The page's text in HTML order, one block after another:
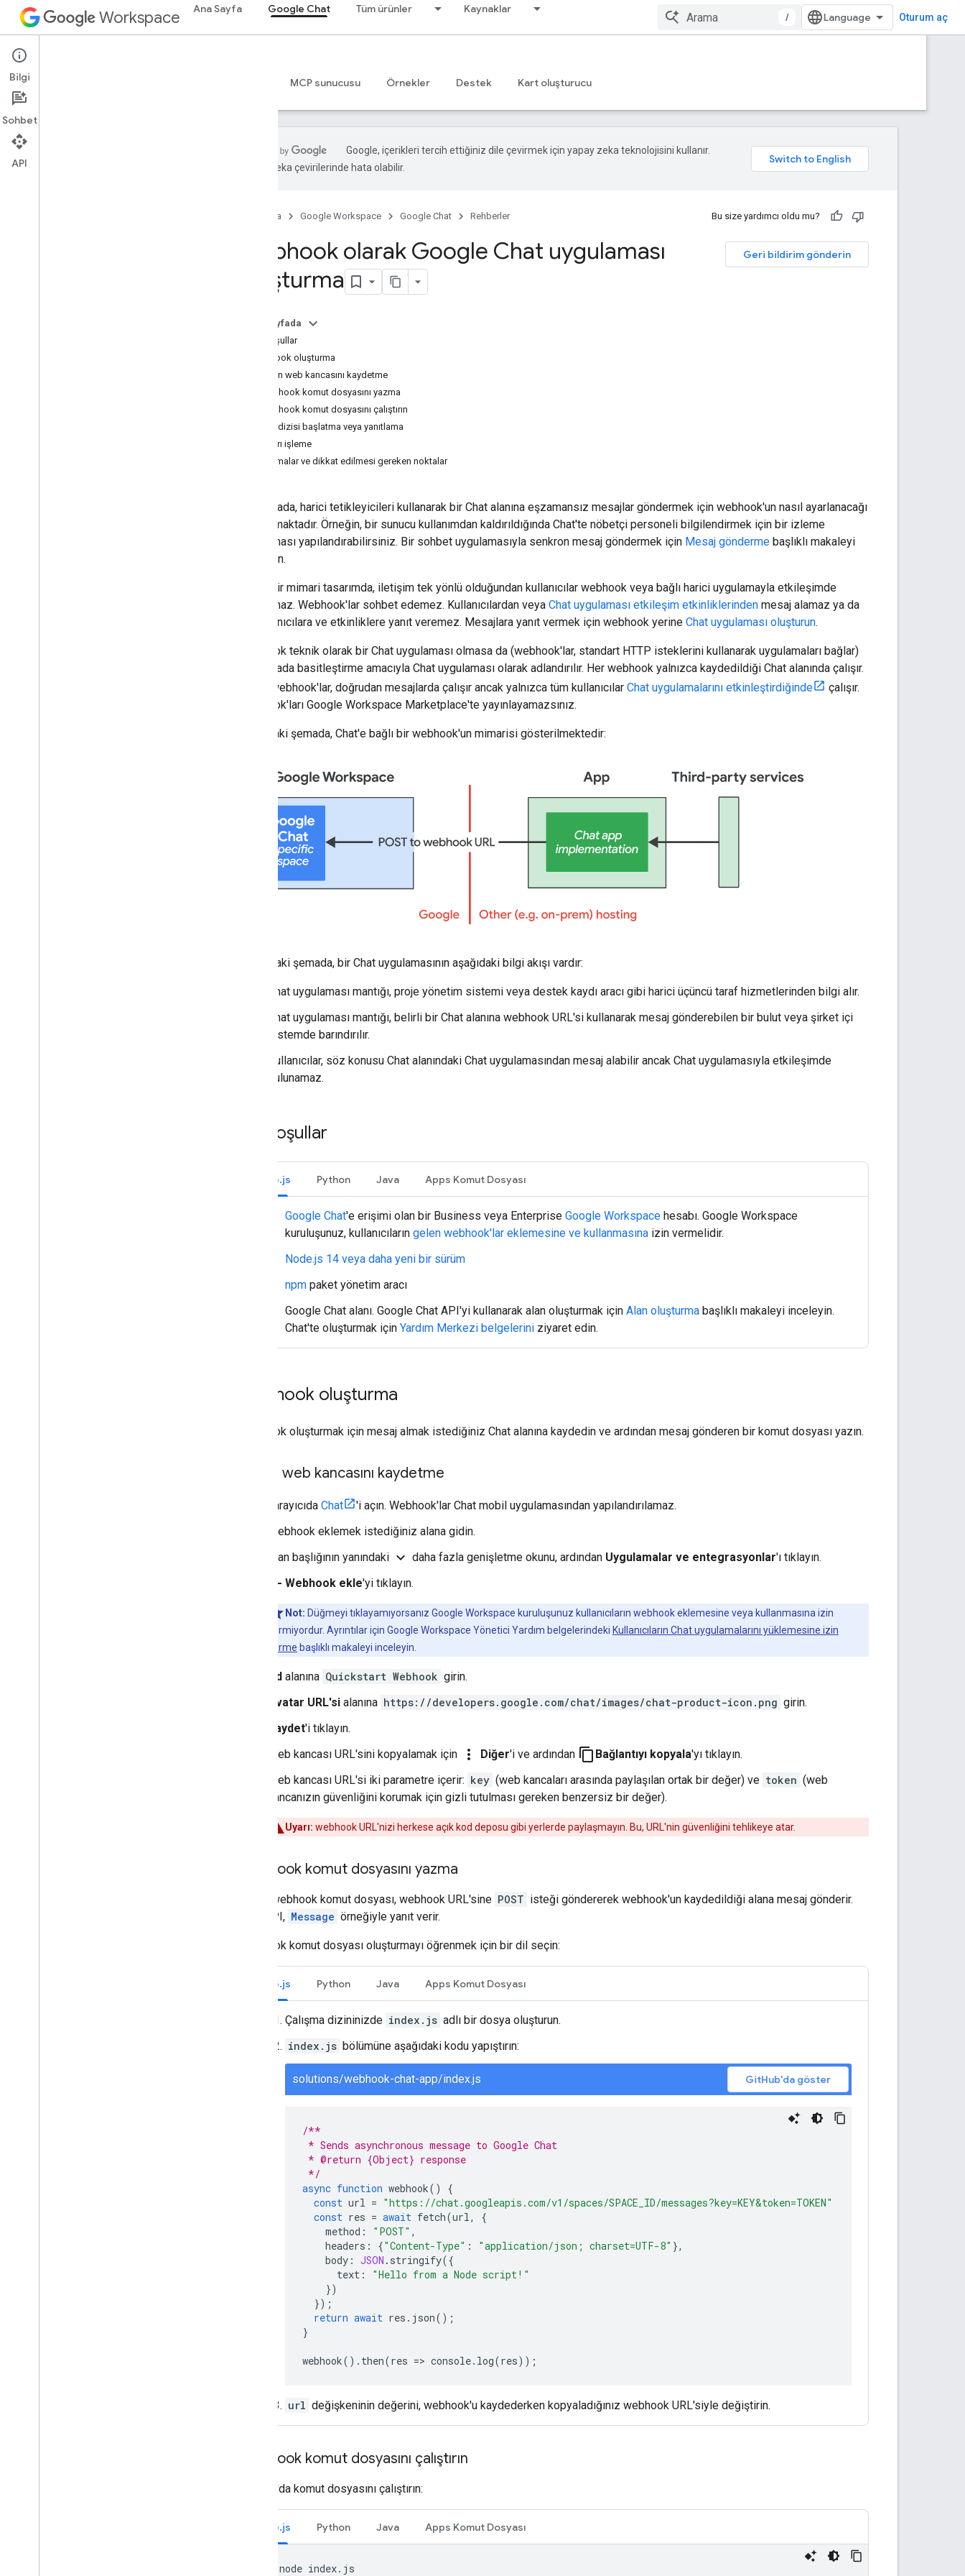
Workspace Ana Sayfa Google Chat Tüm ürünler Kaynaklar
/ Oturum aç
Google Chat
Genel bakış MCP sunucusu Örnekler Destek Kart oluşturucu
Google, içerikleri tercih ettiğiniz dile çevirmek için yapay zeka teknolojisini kullanır.
Yapay zeka çevirilerinde hata olabilir.
Ana Sayfa Google Workspace Google Chat Rehberler Bu size yardımcı oldu mu?
Geri bildirim gönderin
Webhook olarak Google Chat uygulaması
oluşturma
Bu sayfada
Ön koşullar
Webhook oluşturma
Gelen web kancasını kaydetme
Webhook komut dosyasını yazma
Webhook komut dosyasını çalıştırın
Mesaj dizisi başlatma veya yanıtlama
Hataları işleme
Sınırlamalar ve dikkat edilmesi gereken noktalar
Bu sayfada, harici tetikleyicileri kullanarak bir Chat alanına eşzamansız mesajlar göndermek için webhook'un nasıl ayarlanacağı
açıklanmaktadır. Örneğin, bir sunucu kullanımdan kaldırıldığında Chat'te nöbetçi personeli bilgilendirmek için bir izleme
uygulaması yapılandırabilirsiniz. Bir sohbet uygulamasıyla senkron mesaj göndermek için Mesaj gönderme başlıklı makaleyi
inceleyin.
Bu tür bir mimari tasarımda, iletişim tek yönlü olduğundan kullanıcılar webhook veya bağlı harici uygulamayla etkileşimde
bulunamaz. Webhook'lar sohbet edemez. Kullanıcılardan veya Chat uygulaması etkileşim etkinliklerinden mesaj alamaz ya da
bu kullanıcılara ve etkinliklere yanıt veremez. Mesajlara yanıt vermek için webhook yerine Chat uygulaması oluşturun.
Webhook teknik olarak bir Chat uygulaması olmasa da (webhook'lar, standart HTTP isteklerini kullanarak uygulamaları bağlar)
bu sayfada basitleştirme amacıyla Chat uygulaması olarak adlandırılır. Her webhook yalnızca kaydedildiği Chat alanında çalışır.
Gelen webhook'lar, doğrudan mesajlarda çalışır ancak yalnızca tüm kullanıcılar Chat uygulamalarını etkinleştirdiğinde
çalışır.
Webhook'ları Google Workspace Marketplace'te yayınlayamazsınız.
Aşağıdaki şemada, Chat'e bağlı bir webhook'un mimarisi gösterilmektedir:
Yukarıdaki şemada, bir Chat uygulamasının aşağıdaki bilgi akışı vardır:
Chat uygulaması mantığı, proje yönetim sistemi veya destek kaydı aracı gibi harici üçüncü taraf hizmetlerinden bilgi alır.
Chat uygulaması mantığı, belirli bir Chat alanına webhook URL'si kullanarak mesaj gönderebilen bir bulut veya şirket içi
sistemde barındırılır.
Kullanıcılar, söz konusu Chat alanındaki Chat uygulamasından mesaj alabilir ancak Chat uygulamasıyla etkileşimde
bulunamaz.
Ön koşullar
Node.js Python Java Apps Komut Dosyası
Google Chat'e erişimi olan bir Business veya Enterprise Google Workspace hesabı. Google Workspace
kuruluşunuz, kullanıcıların gelen webhook'lar eklemesine ve kullanmasına izin vermelidir.
Node.js 14 veya daha yeni bir sürüm
npm paket yönetim aracı
Google Chat alanı. Google Chat API'yi kullanarak alan oluşturmak için Alan oluşturma başlıklı makaleyi inceleyin.
Chat'te oluşturmak için Yardım Merkezi belgelerini ziyaret edin.
Webhook oluşturma
Webhook oluşturmak için mesaj almak istediğiniz Chat alanına kaydedin ve ardından mesaj gönderen bir komut dosyası yazın.
Gelen web kancasını kaydetme
Tarayıcıda Chat
'i açın. Webhook'lar Chat mobil uygulamasından yapılandırılamaz.
Webhook eklemek istediğiniz alana gidin.
Alan başlığının yanındaki expand_more daha fazla genişletme okunu, ardından Uygulamalar ve entegrasyonlar'ı tıklayın.
add Webhook ekle'yi tıklayın.
Not: Düğmeyi tıklayamıyorsanız Google Workspace kuruluşunuz kullanıcıların webhook eklemesine veya kullanmasına izin
vermiyordur. Ayrıntılar için Google Workspace Yönetici Yardım belgelerindeki Kullanıcıların Chat uygulamalarını yüklemesine izin
verme başlıklı makaleyi inceleyin.
Ad alanına Quickstart Webhook girin.
Avatar URL'si alanına https://developers.google.com/chat/images/chat-product-icon.png girin.
Kaydet'i tıklayın.
Web kancası URL'sini kopyalamak için
more_vert Diğer'i ve ardından content_copy Bağlantıyı kopyala'yı tıklayın.
Web kancası URL'si iki parametre içerir: key (web kancaları arasında paylaşılan ortak bir değer) ve token (web
kancanızın güvenliğini korumak için gizli tutulması gereken benzersiz bir değer).
Uyarı: webhook URL'nizi herkese açık kod deposu gibi yerlerde paylaşmayın. Bu, URL'nin güvenliğini tehlikeye atar.
Webhook komut dosyasını yazma
Örnek webhook komut dosyası, webhook URL'sine POST isteği göndererek webhook'un kaydedildiği alana mesaj gönderir.
Chat API, Message örneğiyle yanıt verir.
Webhook komut dosyası oluşturmayı öğrenmek için bir dil seçin:
Node.js Python Java Apps Komut Dosyası
Çalışma dizininizde index.js adlı bir dosya oluşturun.
index.js bölümüne aşağıdaki kodu yapıştırın:
solutions/webhook-chat-app/index.js GitHub'da göster
/**
* Sends asynchronous message to Google Chat
* @return {Object} response
*/
async function webhook()
{
const url = "https://chat.googleapis.com/v1/spaces/SPACE_ID/messages?key=KEY&token=TOKEN"
const res = await fetch(url,
{
method : "POST" ,
headers : {"Content-Type" : "application/json; charset=UTF-8" },
body : JSON . stringify({
text :
"Hello from a Node script!"
})
});
return await res . json();
}
webhook(). then(res => console. log(res));
url değişkeninin değerini, webhook'u kaydederken kopyaladığınız webhook URL'siyle değiştirin.
Webhook komut dosyasını çalıştırın
Bir KSA'da komut dosyasını çalıştırın:
Node.js Python Java Apps Komut Dosyası
node index.js
Bilgi
Sohbet
API